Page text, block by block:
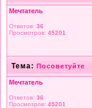
Мечтатель
Ответов: 36
Просмотров: 45201
Тема: Посоветуйте
Мечтатель
Ответов: 36
Просмотров: 45201